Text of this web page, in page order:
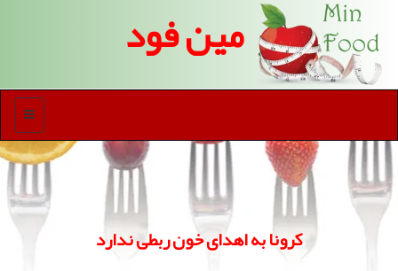
مین فود
منو
كرونا به اهدای خون ربطی ندارد